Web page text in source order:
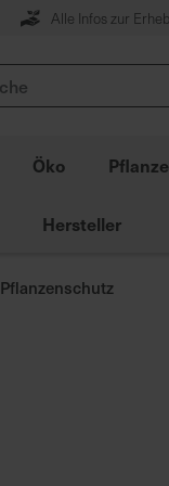
Alle Infos zur
Öko
Hersteller
Pflanzenschutz